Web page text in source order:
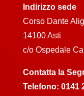
Indirizzo sede
Corso Dante
14100 Asti
c/o Ospedale
Contatta la
Telefono: 0141